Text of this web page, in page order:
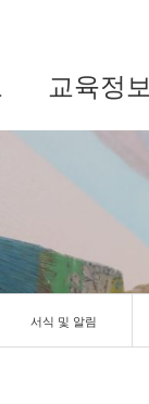
교육정보
서식 및 알림